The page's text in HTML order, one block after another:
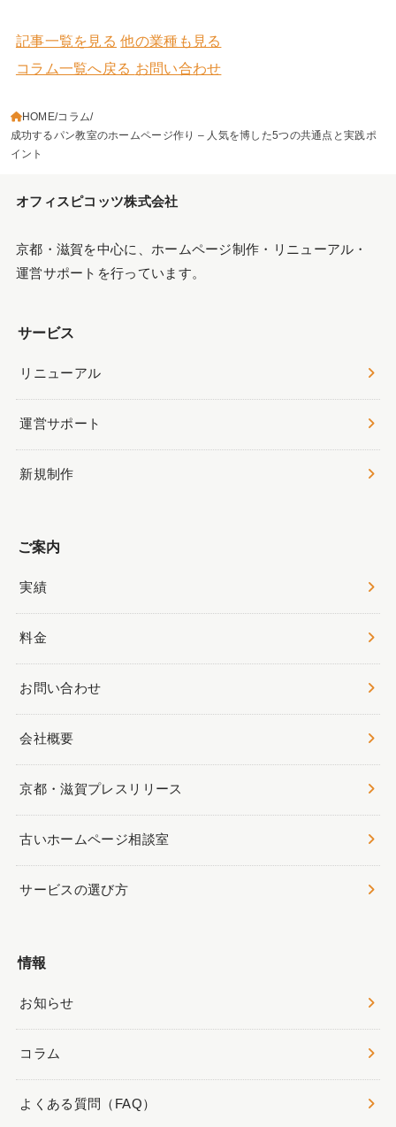
記事一覧を見る 他の業種も見る
コラム一覧へ戻る お問い合わせ
HOME コラム
成功するパン教室のホームページ作り – 人気を博した5つの共通点と実践ポ
イント
オフィスピコッツ株式会社
京都・滋賀を中心に、ホームページ制作・リニューアル・
運営サポートを行っています。
サービス
リニューアル
運営サポート
新規制作
ご案内
実績
料金
お問い合わせ
会社概要
京都・滋賀プレスリリース
古いホームページ相談室
サービスの選び方
情報
お知らせ
コラム
よくある質問（FAQ）